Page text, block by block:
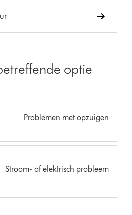
optie
Problemen met opzuigen
Stroom- of elektrisch probleem